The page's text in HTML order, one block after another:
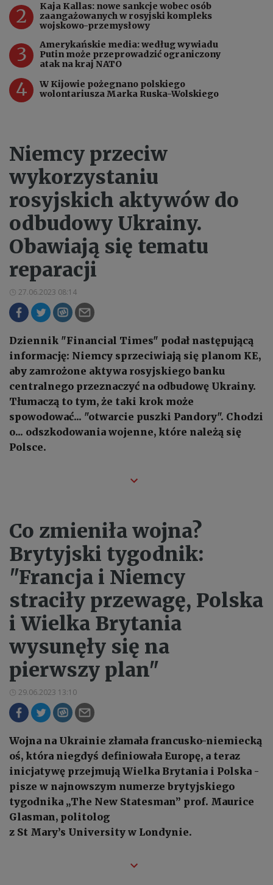
2
Kaja Kallas: nowe sankcje wobec osób
zaangażowanych w rosyjski kompleks
wojskowo-przemysłowy
3
Amerykańskie media: według wywiadu
Putin może przeprowadzić ograniczony
atak na kraj NATO
4
W Kijowie pożegnano polskiego
wolontariusza Marka Ruska-Wolskiego
Niemcy przeciw
wykorzystaniu
rosyjskich aktywów do
odbudowy Ukrainy.
Obawiają się tematu
reparacji
27.06.2023 08:14
Dziennik "Financial Times" podał następującą
informację: Niemcy sprzeciwiają się planom KE,
aby zamrożone aktywa rosyjskiego banku
centralnego przeznaczyć na odbudowę Ukrainy.
Tłumaczą to tym, że taki krok może
spowodować... "otwarcie puszki Pandory". Chodzi
o... odszkodowania wojenne, które należą się
Polsce.
Co zmieniła wojna?
Brytyjski tygodnik:
"Francja i Niemcy
straciły przewagę, Polska
i Wielka Brytania
wysunęły się na
pierwszy plan"
29.06.2023 13:10
Wojna na Ukrainie złamała francusko-niemiecką
oś, która niegdyś definiowała Europę, a teraz
inicjatywę przejmują Wielka Brytania i Polska -
pisze w najnowszym numerze brytyjskiego
tygodnika „The New Statesman” prof. Maurice
Glasman, politolog
z St Mary’s University w Londynie.